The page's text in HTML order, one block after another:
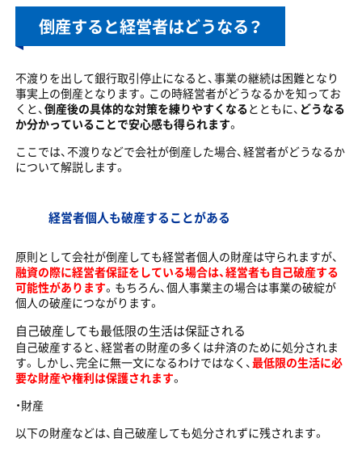
倒産すると経営者はどうなる？
不渡りを出して銀行取引停止になると、事業の継続は困難となり
事実上の倒産となります。この時経営者がどうなるかを知ってお
くと、倒産後の具体的な対策を練りやすくなるとともに、 どうなる
か分かっていることで安心感も得られます。
ここでは、不渡りなどで会社が倒産した場合、経営者がどうなるか
について解説します。
経営者個人も破産することがある
原則として会社が倒産しても経営者個人の財産は守られますが、
融資の際に経営者保証をしている場合は、経営者も自己破産する
可能性があります。もちろん、個人事業主の場合は事業の破綻が
個人の破産につながります。
自己破産しても最低限の生活は保証される
自己破産すると、経営者の財産の多くは弁済のために処分されま
す。しかし、完全に無一文になるわけではなく、最低限の生活に必
要な財産や権利は保護されます。
・財産
以下の財産などは、自己破産しても処分されずに残されます。